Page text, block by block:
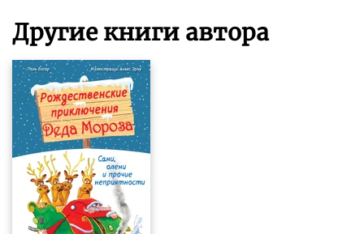
Другие книги автора